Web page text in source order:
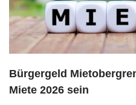
Bürgergeld
Miete 2026 sein